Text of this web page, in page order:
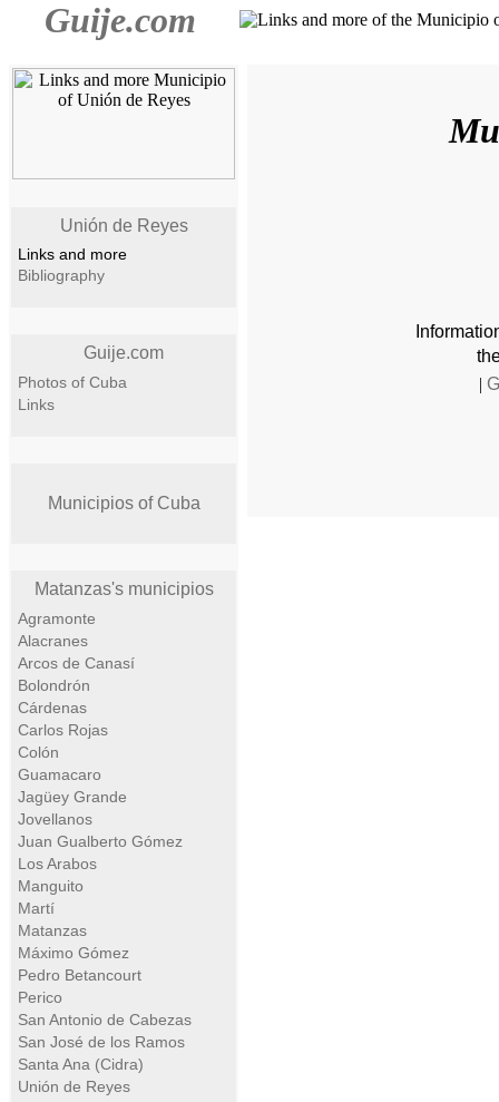
Guije.com
Unión de Reyes
Links and more
Bibliography
Guije.com
Photos of Cuba
Links
Municipios of Cuba
Matanzas's municipios
Agramonte
Alacranes
Arcos de Canasí
Bolondrón
Cárdenas
Carlos Rojas
Colón
Guamacaro
Jagüey Grande
Jovellanos
Juan Gualberto Gómez
Los Arabos
Manguito
Martí
Matanzas
Máximo Gómez
Pedro Betancourt
Perico
San Antonio de Cabezas
San José de los Ramos
Santa Ana (Cidra)
Unión de Reyes
|